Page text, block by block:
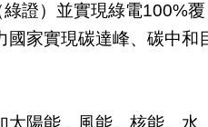
綠證）並實現綠電100%覆
國家實現碳達峰、碳中和
太陽能、風能、核能、水